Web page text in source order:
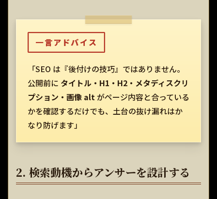
一言アドバイス
「SEO は『後付けの技巧』ではありません。
公開前に タイトル・H1・H2・メタディスクリ
プション・画像 altがページ内容と合っている
かを確認するだけでも、土台の抜け漏れはか
なり防げます」
2. 検索動機からアンサーを設計する